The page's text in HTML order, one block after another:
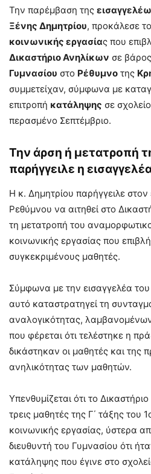
Την παρέμβαση της
Ξένης Δημητρίου, προκάλεσε
κοινωνικής εργασίας που
Δικαστήριο Ανηλίκων σε
Γυμνασίου στο Ρέθυμνο της
συμμετείχαν, σύμφωνα με
επιτροπή κατάληψης σε
περασμένο Σεπτέμβριο.
Την άρση ή μετατροπή
παρήγγειλε η
Η κ. Δημητρίου παρήγγειλε
Ρεθύμνου να αιτηθεί στο
τη μετατροπή του
κοινωνικής εργασίας που
συγκεκριμένους μαθητές.
Σύμφωνα με την εισαγγελέα
αυτό καταστρατηγεί τη
αναλογικότητας,
που φέρεται ότι τελέστηκε η
δικάστηκαν οι μαθητές και της
ανηλικότητας των μαθητών.
Υπενθυμίζεται ότι το
τρεις μαθητές της Γ΄ τάξης του
κοινωνικής εργασίας, ύστερα
διευθυντή του Γυμνασίου ότι
κατάληψης που έγινε στο